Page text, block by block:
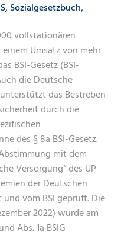
Sozialgesetzbuch,
vollstationären
Umsatz von mehr
BSI-Gesetz (BSI-
die Deutsche
das Bestreben
durch die
des § 8a BSI-Gesetz.
mit dem
Versorgung“ des UP
der Deutschen
vom BSI geprüft. Die
2022) wurde am
Abs. 1a BSIG